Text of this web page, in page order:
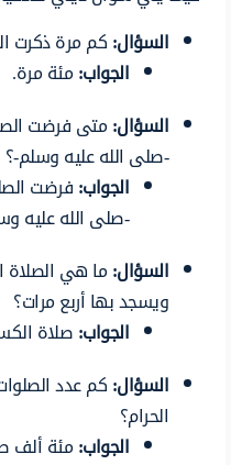
السؤال:كم مرة ذكرت
الجواب:مئة مرة.
السؤال:متى فرضت
-صلى الله عليه وسلم-؟
الجواب:فرضت
-صلى الله عليه
السؤال:ما هي الصلاة
ويسجد بها أربع مرات؟
الجواب:صلاة
السؤال:كم عدد
الحرام؟
الجواب:مئة ألف